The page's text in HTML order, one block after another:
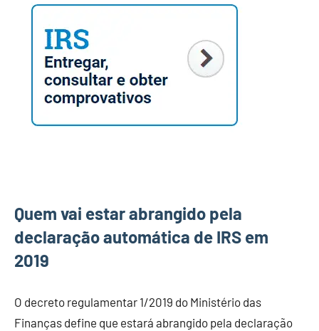
Quem vai estar abrangido pela
declaração automática de IRS em
2019
O decreto regulamentar 1/2019 do Ministério das
Finanças define que estará abrangido pela declaração